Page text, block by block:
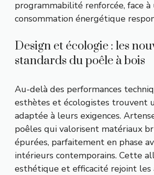
programmabilité renforcée, face à
consommation énergétique
Design et écologie : les
standards du poêle à bois
Au-delà des performances
esthètes et écologistes trouvent
adaptée à leurs exigences.
poêles qui valorisent matériaux
épurées, parfaitement en phase
intérieurs contemporains. Cette
esthétique et efficacité rejoint